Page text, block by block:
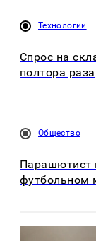
Технологии
Спрос на
полтора раза
Общество
Парашютист
футбольном